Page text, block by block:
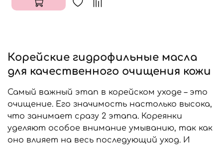
Корейские гидрофильные масла
для качественного очищения кожи
Самый важный этап в корейском уходе – это
очищение. Его значимость настолько высока,
что занимает сразу 2 этапа. Кореянки
уделяют особое внимание умыванию, так как
оно влияет на весь последующий уход. И